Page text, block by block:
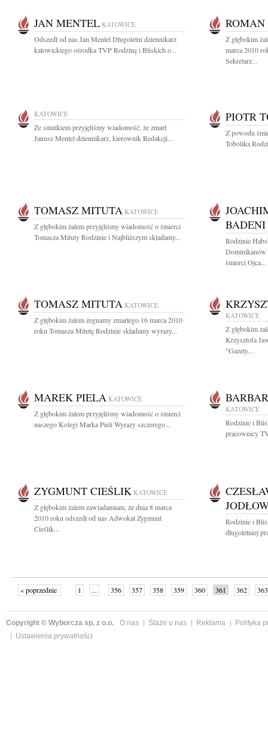
JAN MENTEL KATOWICE
Odszedł od nas Jan Mentel Długoletni dziennikarz
katowickiego ośrodka TVP Rodzinę i Bliskich o...
Z głębokim
marca 2010
Sekretarz...
KATOWICE
Ze smutkiem przyjęliśmy wiadomość, że zmarł
Janusz Mentel dziennikarz, kierownik Redakcji...
PIOTR
Z powodu
Tobolika
TOMASZ MITUTA KATOWICE
Z głębokim żalem przyjęliśmy wiadomość o śmierci
Tomasza Mituty Rodzinie i Najbliższym składamy...
BADENI
Rodzinie
Dominikanów
śmierci Ojca...
TOMASZ MITUTA KATOWICE
Z głębokim żalem żegnamy zmarłego 16 marca 2010
roku Tomasza Mitutę Rodzinie składamy wyrazy...
KATOWICE
Z głębokim
Krzysztofa
"Gazety...
MAREK PIELA KATOWICE
Z głębokim żalem przyjęliśmy wiadomość o śmierci
naszego Kolegi Marka Pieli Wyrazy szczerego...
KATOWICE
Rodzinie i
pracownicy
ZYGMUNT CIEŚLIK KATOWICE
Z głębokim żalem zawiadamiam, że dnia 8 marca
2010 roku odszedł od nas Adwokat Zygmunt
Cieślik...
Rodzinie i
długoletniej
« poprzednie 1 ... 356 357 358 359 360 361 362
363
Copyright © Wyborcza sp. z o.o. O nas Staże u nas Reklama
Polityka
Ustawienia prywatności